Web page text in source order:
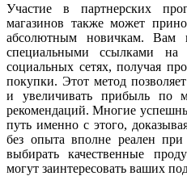
Участие в партнерских
магазинов также может
абсолютным новичкам. Вам
специальными ссылками
социальных сетях, получая
покупки. Этот метод
и увеличивать прибыль по
рекомендаций. Многие
путь именно с этого,
без опыта вполне реален
выбирать качественные
могут заинтересовать ваших